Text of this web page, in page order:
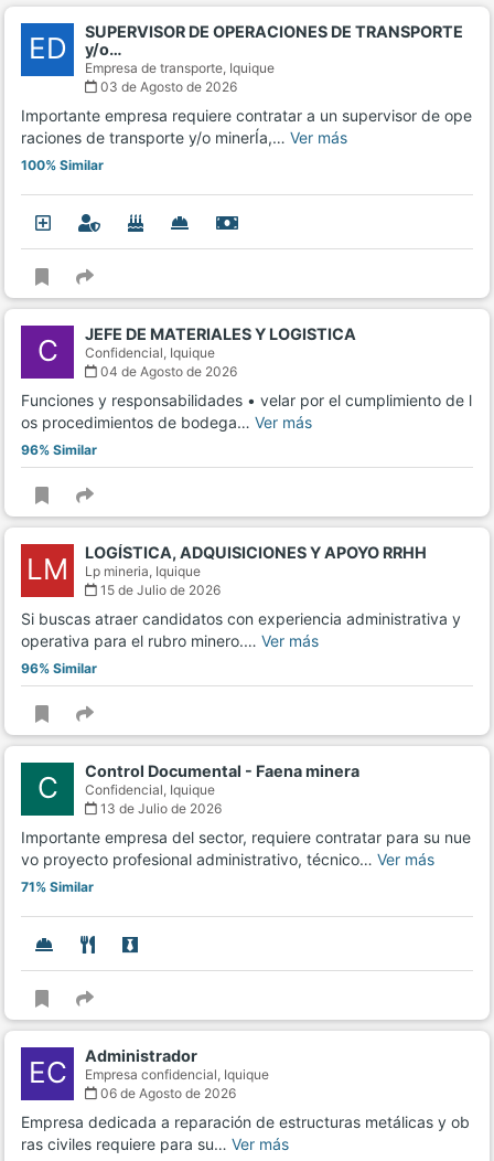
ED
SUPERVISOR DE OPERACIONES DE TRANSPORTE
y/o…
Empresa de transporte, Iquique
03 de Agosto de 2026
Importante empresa requiere contratar a un supervisor de ope
raciones de transporte y/o minerÍa,… Ver más
100% Similar
C JEFE DE MATERIALES Y LOGISTICA
Confidencial, Iquique
04 de Agosto de 2026
Funciones y responsabilidades • velar por el cumplimiento de l
os procedimientos de bodega… Ver más
96% Similar
LM LOGÍSTICA, ADQUISICIONES Y APOYO RRHH
Lp mineria, Iquique
15 de Julio de 2026
Si buscas atraer candidatos con experiencia administrativa y
operativa para el rubro minero.… Ver más
96% Similar
C Control Documental - Faena minera
Confidencial, Iquique
13 de Julio de 2026
Importante empresa del sector, requiere contratar para su nue
vo proyecto profesional administrativo, técnico… Ver más
71% Similar
EC Administrador
Empresa confidencial, Iquique
06 de Agosto de 2026
Empresa dedicada a reparación de estructuras metálicas y ob
ras civiles requiere para su… Ver más